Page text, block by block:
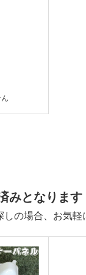
みとなります
の場合、お気軽